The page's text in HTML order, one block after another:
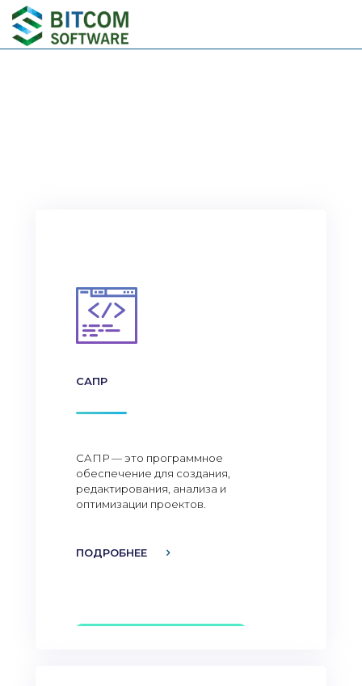
САПР
САПР — это программное
обеспечение для создания,
редактирования, анализа и
оптимизации проектов.
ПОДРОБНЕЕ